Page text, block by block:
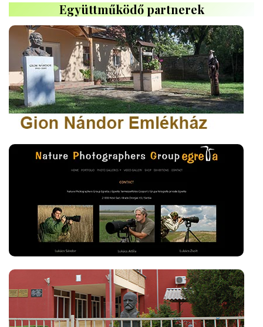
Együttműködő partnerek